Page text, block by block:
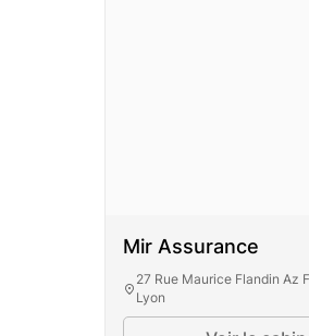
Mir Assurance
27 Rue Maurice Flandin Az
Lyon